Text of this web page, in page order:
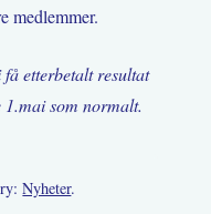
medlemmer.
etterbetalt resultat
som normalt.
Nyheter.